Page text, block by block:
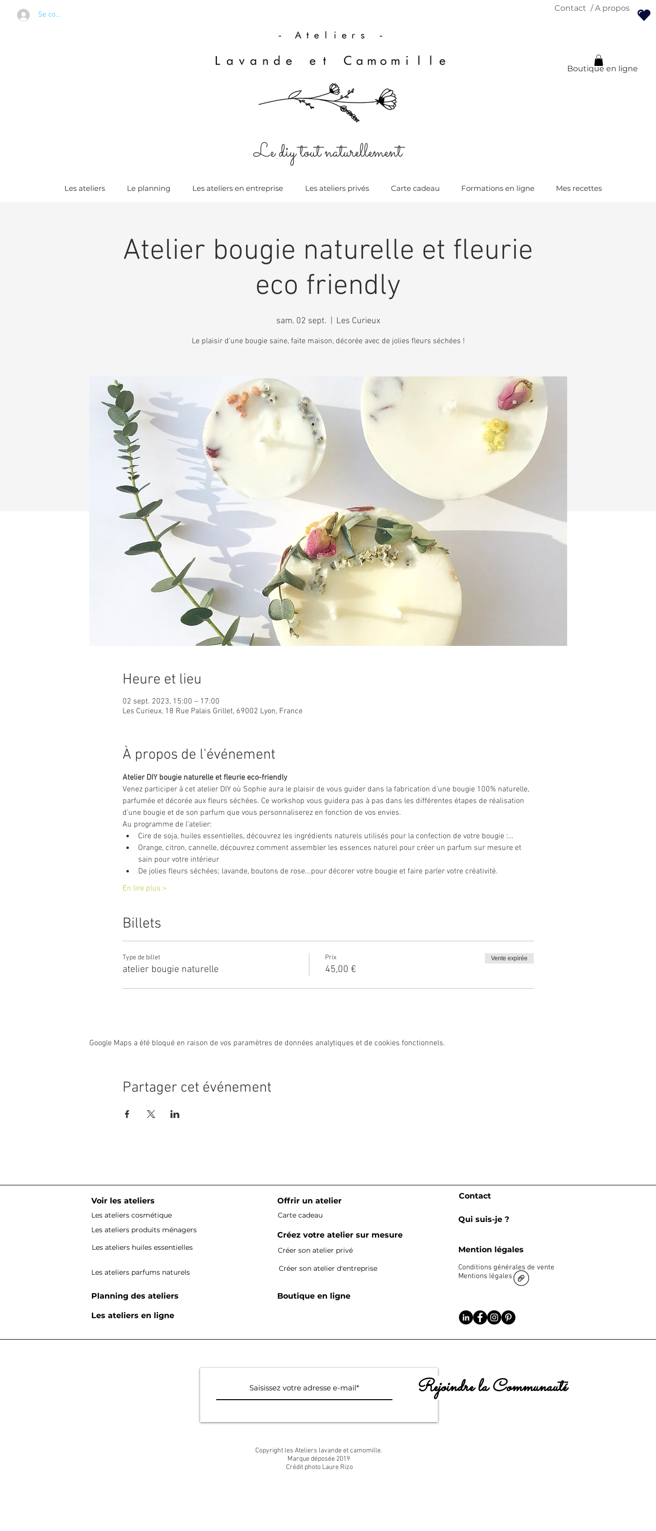
Se connecter
Contact / A propos
Boutique en ligne
Le diy tout naturellement
Les ateliers Le planning Les ateliers en entreprise Les ateliers privés Carte cadeau Formations en ligne Mes recettes
Atelier bougie naturelle et fleurie
eco friendly
sam. 02 sept. Les Curieux
Le plaisir d'une bougie saine, faite maison, décorée avec de jolies fleurs séchées !
Heure et lieu
02 sept. 2023, 15:00 – 17:00
Les Curieux, 18 Rue Palais Grillet, 69002 Lyon, France
À propos de l'événement
Atelier DIY bougie naturelle et fleurie eco-friendly
Venez participer à cet atelier DIY où Sophie aura le plaisir de vous guider dans la fabrication d’une bougie 100% naturelle,
parfumée et décorée aux fleurs séchées. Ce workshop vous guidera pas à pas dans les différentes étapes de réalisation
d’une bougie et de son parfum que vous personnaliserez en fonction de vos envies.
Au programme de l’atelier:
Cire de soja, huiles essentielles, découvrez les ingrédients naturels utilisés pour la confection de votre bougie :…
Orange, citron, cannelle, découvrez comment assembler les essences naturel pour créer un parfum sur mesure et
sain pour votre intérieur
De jolies fleurs séchées; lavande, boutons de rose...pour décorer votre bougie et faire parler votre créativité.
En lire plus >
Billets
Type de billet
atelier bougie naturelle
Prix
45,00 €
Vente expirée
Google Maps a été bloqué en raison de vos paramètres de données analytiques et de cookies fonctionnels.
Partager cet événement
Voir les ateliers
Les ateliers cosmétique
Les ateliers produits ménagers
Les ateliers huiles essentielles
Les ateliers parfums naturels
Planning des ateliers
Offrir un atelier
Carte cadeau
Créez votre atelier sur mesure
Créer son atelier privé
Créer son atelier d'entreprise
Boutique en ligne
Les ateliers en ligne
Contact
Qui suis-je ?
Mention légales
Conditions générales de vente
Mentions légales
Rejoindre la Communauté
Copyright les Ateliers lavande et camomille.
Marque déposée 2019
Crédit photo Laure Rizo